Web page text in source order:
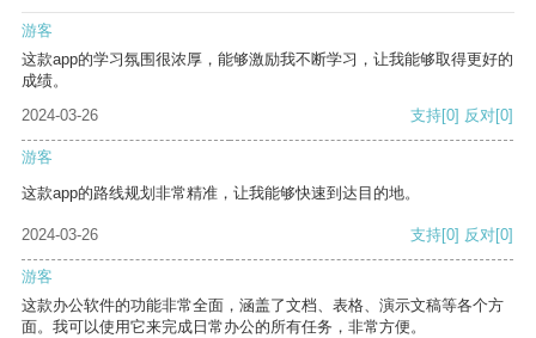
游客
这款app的学习氛围很浓厚，能够激励我不断学习，让我能够取得更好的
成绩。
2024-03-26
支持[0] 反对[0]
游客
这款app的路线规划非常精准，让我能够快速到达目的地。
2024-03-26 支持[0] 反对[0]
游客
这款办公软件的功能非常全面，涵盖了文档、表格、演示文稿等各个方
面。我可以使用它来完成日常办公的所有任务，非常方便。